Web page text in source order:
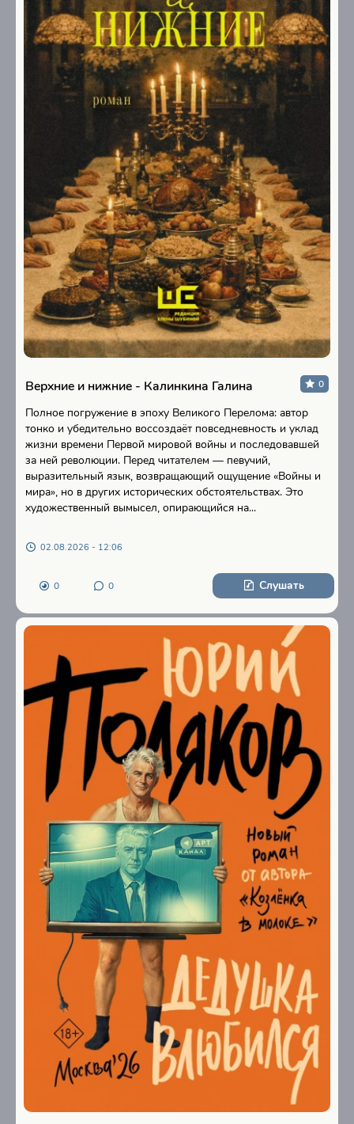
Верхние и нижние - Калинкина Галина 0
Полное погружение в эпоху Великого Перелома: автор
тонко и убедительно воссоздаёт повседневность и уклад
жизни времени Первой мировой войны и последовавшей
за ней революции. Перед читателем — певучий,
выразительный язык, возвращающий ощущение «Войны и
мира», но в других исторических обстоятельствах. Это
художественный вымысел, опирающийся на...
02.08.2026 - 12:06
0 0 Слушать